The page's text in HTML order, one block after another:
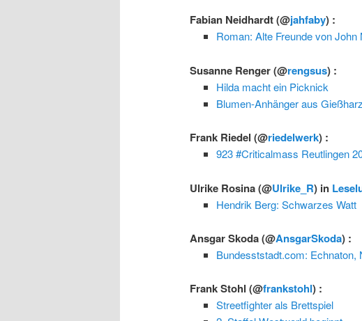
Fabian Neidhardt(@jahfaby) :
Roman: Alte Freunde von John
Susanne Renger(@rengsus) :
Hilda macht ein Picknick
Blumen-Anhänger aus Gießharz
Frank Riedel(@riedelwerk) :
923 #Criticalmass Reutlingen
Ulrike Rosina(@Ulrike_R) in
Hendrik Berg: Schwarzes Watt
Ansgar Skoda(@AnsgarSkoda) :
Bundesststadt.com:
Frank Stohl(@frankstohl) :
Streetfighter als Brettspiel